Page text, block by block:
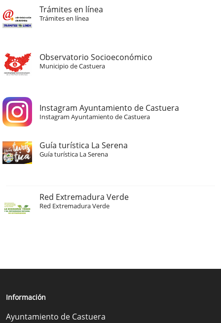
Trámites en línea
Trámites en línea
Observatorio Socioeconómico
Municipio de Castuera
Instagram Ayuntamiento de Castuera
Instagram Ayuntamiento de Castuera
Guía turística La Serena
Guía turística La Serena
Red Extremadura Verde
Red Extremadura Verde
Información
Ayuntamiento de Castuera